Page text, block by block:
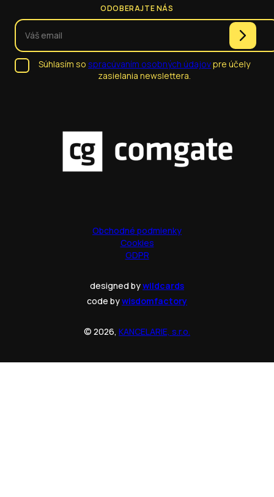
ODOBERAJTE NÁS
Súhlasím so spracúvaním osobných údajovpre účely
zasielania newslettera.
Obchodné podmienky
Cookies
GDPR
designed bywildcards
code bywisdomfactory
© 2026, KANCELARIE, s.r.o.